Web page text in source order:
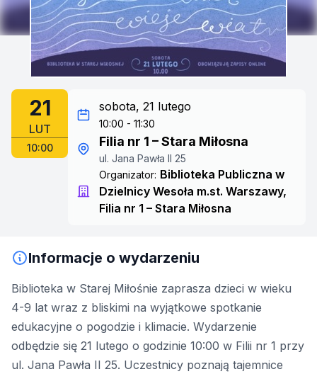
21
LUT
10:00
sobota, 21 lutego
10:00 - 11:30
Filia nr 1 – Stara Miłosna
ul. Jana Pawła II 25
Organizator: Biblioteka Publiczna w
Dzielnicy Wesoła m.st. Warszawy,
Filia nr 1 – Stara Miłosna
Informacje o wydarzeniu
Biblioteka w Starej Miłośnie zaprasza dzieci w wieku
4-9 lat wraz z bliskimi na wyjątkowe spotkanie
edukacyjne o pogodzie i klimacie. Wydarzenie
odbędzie się 21 lutego o godzinie 10:00 w Filii nr 1 przy
ul. Jana Pawła II 25. Uczestnicy poznają tajemnice